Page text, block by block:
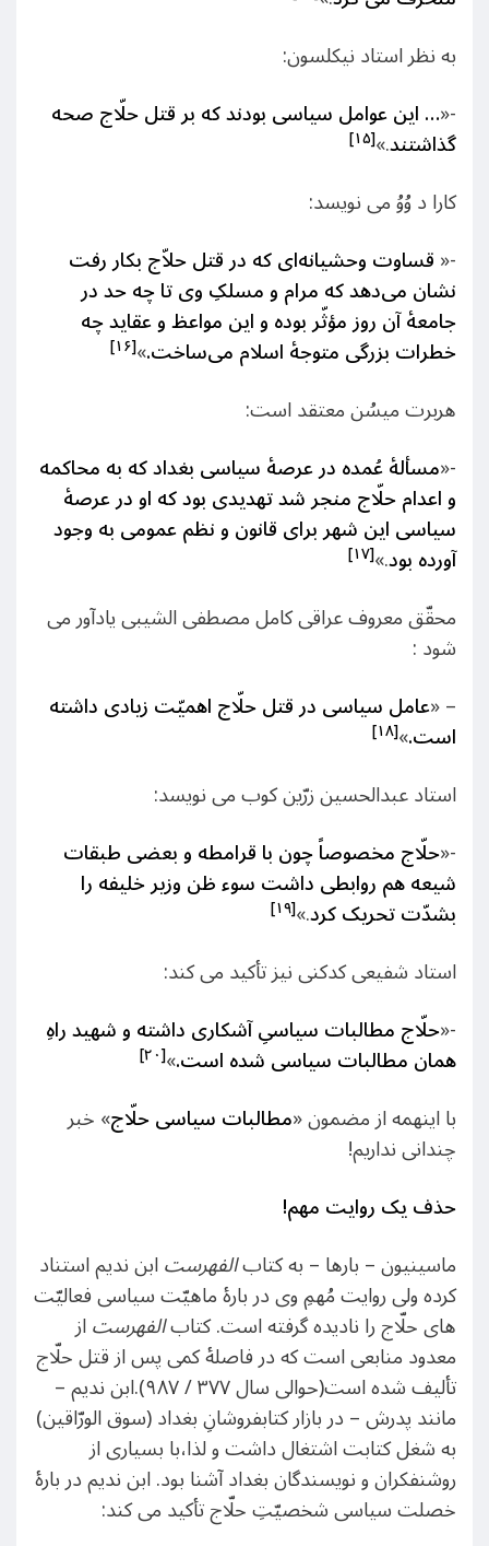
به نظر استاد نیکلسون:
-«… این عوامل سیاسی بودند که بر قتل حلّاج صحه
گذاشتند.»[۱۵]
کارا د وُوُ می‌ نویسد:
-«قساوت وحشیانه‌ای که در قتل حلاّج بکار رفت
نشان می‌دهد که مرام و مسلکِ وی تا چه حد در
جامعۀ آن روز مؤثّر بوده و این مواعظ و عقاید چه
خطرات بزرگی متوجۀ اسلام می‌ساخت.»[۱۶]
هربرت میسُن معتقد است:
-«مسألۀ عُمده در عرصۀ سیاسی بغداد که به محاکمه
و اعدام حلّاج منجر شد تهدیدی بود که او در عرصۀ
سیاسی این شهر برای قانون و نظم عمومی به وجود
آورده بود.»[۱۷]
محقّق معروف عراقی کامل مصطفی الشیبی یادآور می
شود :
– «عامل سیاسی در قتل حلّاج اهمیّت زیادی داشته
است.»[۱۸]
استاد عبدالحسین زرّین کوب می نویسد:
-«حلّاج مخصوصاً چون با قرامطه و بعضی طبقات
شیعه هم روابطی داشت سوء ظن وزیر خلیفه را
بشدّت تحریک کرد.»[۱۹]
استاد شفیعی کدکنی نیز تأکید می کند:
-«حلّاج مطالبات سیاسیِ آشکاری داشته و شهید راهِ
همان مطالبات سیاسی شده است.»[۲۰]
با اینهمه از مضمون «مطالبات سیاسی حلّاج» خبر
چندانی نداریم!
حذف یک روایت مهم!
ماسینیون – بارها – به کتابالفهرستابن ندیم استناد
کرده ولی روایت مُهمِ وی در بارۀ ماهیّت سیاسی فعالیّت
های حلّاج را نادیده گرفته است. کتابالفهرستاز
معدود منابعی است که در فاصلۀ کمی پس از قتل حلّاج
تألیف شده است(حوالی سال ۳۷۷ / ۹۸۷).ابن ندیم –
مانند پدرش – در بازار کتابفروشانِ بغداد (سوق ‌الورّاقین)
به شغل کتابت اشتغال داشت و لذا،با بسیاری از
روشنفکران و نویسندگان بغداد آشنا بود. ابن ندیم در بارۀ
خصلت سیاسی شخصیّتِ حلّاج تأکید می کند: